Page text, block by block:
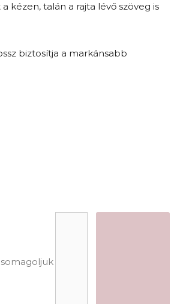
talán a rajta lévő szöveg is
biztosítja a markánsabb